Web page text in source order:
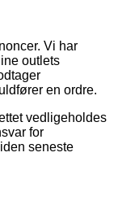
Vi har
outlets
en ordre.
vedligeholdes
for
seneste